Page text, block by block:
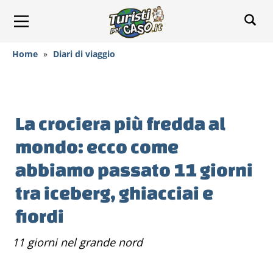
Home » Diari di viaggio
La crociera più fredda al
mondo: ecco come
abbiamo passato 11 giorni
tra iceberg, ghiacciai e
fiordi
11 giorni nel grande nord